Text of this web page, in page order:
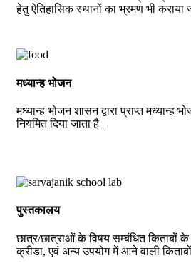
हेतु ऐतिहासिक स्थानों का भ्रमण भी कराया
मध्यान्ह भोजन
मध्यान्ह भोजन शासन द्वारा प्राप्त मध्यान्ह
नियमित दिया जाता है |
पुस्तकालय
छात्र/छात्राओं के विषय सम्बंधित किताबों के
क्रीडा, एवं अन्य उपयोग में आने वाली